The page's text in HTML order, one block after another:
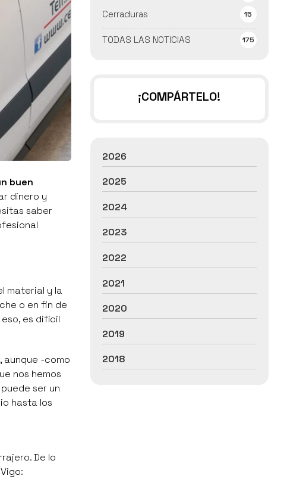
TODAS LAS NOTICIAS 175
Cerraduras 15
buen
dinero y
saber
material y la
o en fin de
es difícil
aunque -como
nos hemos
ser un
hasta los
De lo
¡COMPÁRTELO!
2026
2025
2024
2023
2022
2021
2020
2019
2018